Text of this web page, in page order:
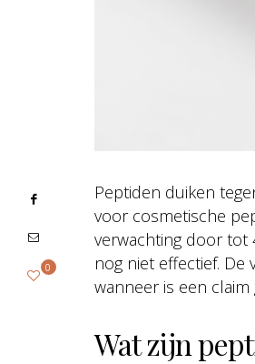
Peptiden duiken
voor cosmetische
verwachting door tot
nog niet effectief.
wanneer is een
Wat zijn
0